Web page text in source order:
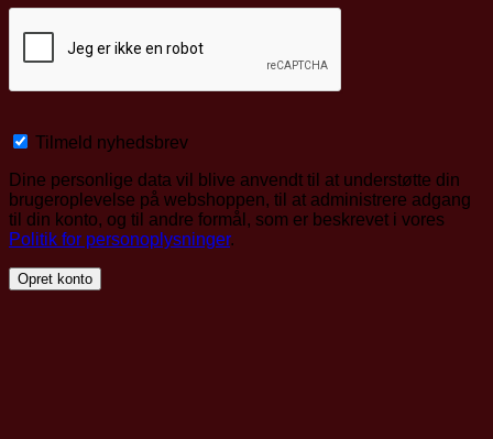
Tilmeld nyhedsbrev
Dine personlige data vil blive anvendt til at understøtte din
brugeroplevelse på webshoppen, til at administrere adgang
til din konto, og til andre formål, som er beskrevet i vores
Politik for personoplysninger.
Opret konto